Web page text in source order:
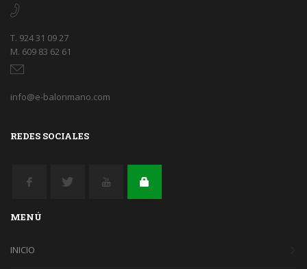
T. 924 31 09 27
M. 609 83 62 61
info@e-balonmano.com
REDES SOCIALES
MENÚ
INICIO